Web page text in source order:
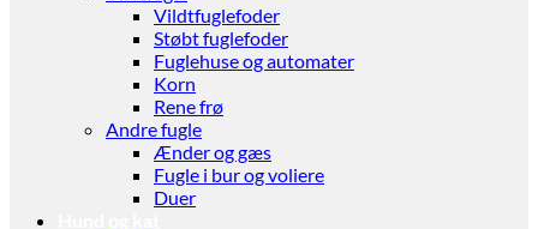
Vildtfuglefoder
Støbt fuglefoder
Fuglehuse og automater
Korn
Rene frø
Andre fugle
Ænder og gæs
Fugle i bur og voliere
Duer